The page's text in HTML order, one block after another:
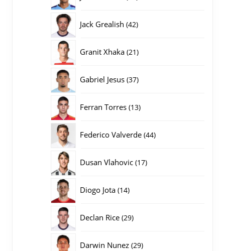
Jack Grealish 4242
Granit Xhaka 2121
Gabriel Jesus 3737
Ferran Torres 1313
Federico Valverde 4444
Dusan Vlahovic 1717
Diogo Jota 1414
Declan Rice 2929
Darwin Nunez 2929